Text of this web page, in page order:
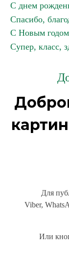
С днем
Спасибо,
С Новым
Супер, класс,
Для
Viber,
Или